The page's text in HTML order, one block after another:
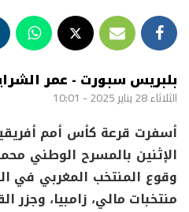
بلبريس سبورت - عمر
الثلاثاء 28 يناير 2025 - 10:01
الإثنين بالمسرح الوطني
وقوع المنتخب المغربي في
منتخبات مالي، زامبيا، وجزر